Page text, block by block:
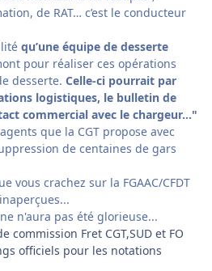
de RAT… c’est le conducteur
qu’une équipe de desserte
pour réaliser ces opérations
desserte. Celle-ci pourrait par
logistiques, le bulletin de
commercial avec le chargeur…"
que la CGT propose avec
de centaines de gars
vous crachez sur la FGAAC/CFDT
n'aura pas été glorieuse...
commission Fret CGT,SUD et FO
officiels pour les notations